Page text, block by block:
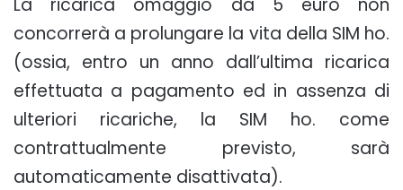
La ricarica omaggio da 5 euro non
concorrerà a prolungare la vita della SIM ho.
(ossia, entro un anno dall’ultima ricarica
effettuata a pagamento ed in assenza di
ulteriori ricariche, la SIM ho. come
contrattualmente previsto, sarà
automaticamente disattivata).